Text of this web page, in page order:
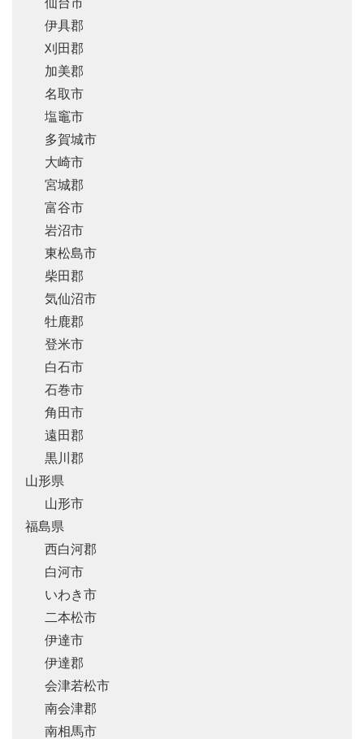
伊具郡
刈田郡
加美郡
名取市
塩竈市
多賀城市
大崎市
宮城郡
富谷市
岩沼市
東松島市
柴田郡
気仙沼市
牡鹿郡
登米市
白石市
石巻市
角田市
遠田郡
黒川郡
山形県
山形市
福島県
西白河郡
白河市
いわき市
二本松市
伊達市
伊達郡
会津若松市
南会津郡
南相馬市